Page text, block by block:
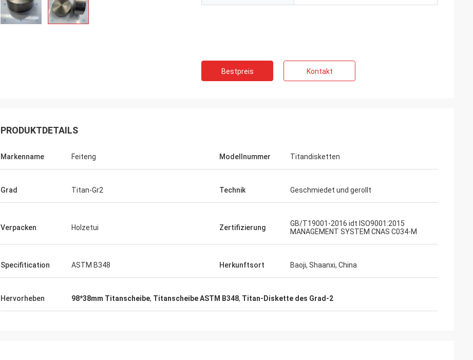
Bestpreis Kontakt
PRODUKTDETAILS
Markenname Feiteng Modellnummer Titandisketten
Grad Titan-Gr2 Technik Geschmiedet und gerollt
Verpacken Holzetui Zertifizierung
GB/T19001-2016 idt ISO9001:2015
MANAGEMENT SYSTEM CNAS C034-M
Specifitication ASTM B348 Herkunftsort Baoji, Shaanxi, China
Hervorheben 98*38mm Titanscheibe, Titanscheibe ASTM B348, Titan-Diskette des Grad-2